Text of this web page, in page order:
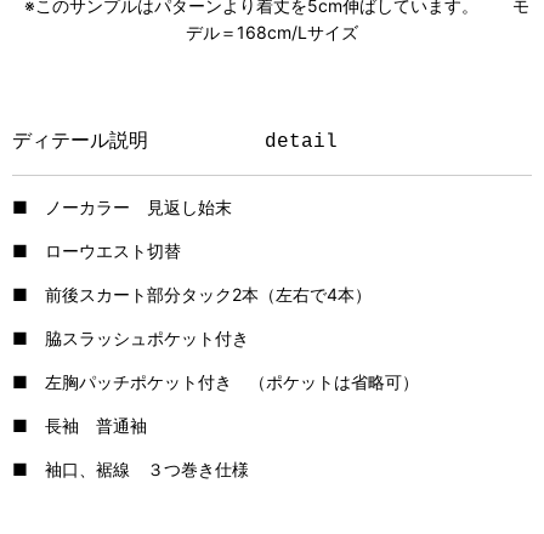
※このサンプルはパターンより着丈を5cm伸ばしています。 モ
デル＝168cm/Lサイズ
ディテール説明 detail
■ ノーカラー 見返し始末
■ ローウエスト切替
■ 前後スカート部分タック2本（左右で4本）
■ 脇スラッシュポケット付き
■ 左胸パッチポケット付き （ポケットは省略可）
■ 長袖 普通袖
■ 袖口、裾線 ３つ巻き仕様